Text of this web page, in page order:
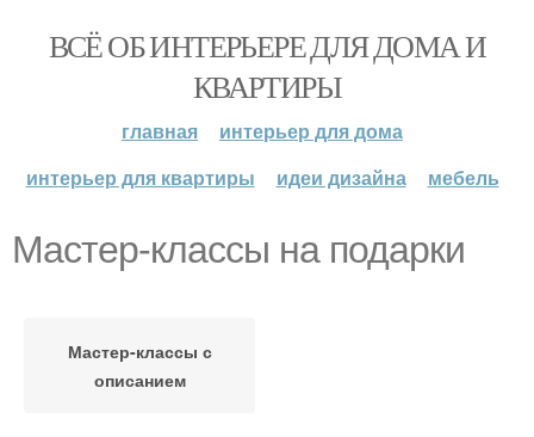
ВСЁ ОБ ИНТЕРЬЕРЕ ДЛЯ ДОМА И
КВАРТИРЫ
главная
интерьер для дома
интерьер для квартиры
идеи дизайна мебель
Мастер-классы на подарки
Мастер-классы с
описанием